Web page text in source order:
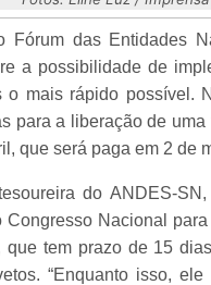
Fórum das Entidades
a possibilidade de
o mais rápido possível.
para a liberação de
que será paga em 2 de
do ANDES-
Nacional
tem prazo de 15
“Enquanto isso,